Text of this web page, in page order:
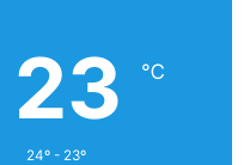
23 ℃
24º - 23º